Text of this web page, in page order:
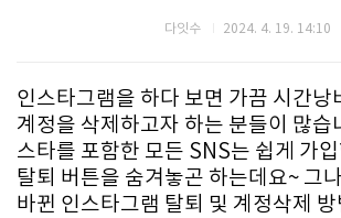
다잇수 2024. 4. 19. 14:10
인스타그램을 하다 보면 가끔 시간낭
계정을 삭제하고자 하는 분들이 많습
스타를 포함한 모든 SNS는 쉽게 가
탈퇴 버튼을 숨겨놓곤 하는데요~ 그
바뀐 인스타그램 탈퇴 및 계정삭제 방